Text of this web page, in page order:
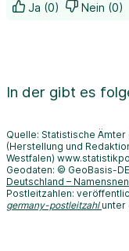
Ja (0) Nein (0)
In der gibt es
Quelle: Statistische
(Herstellung und
Westfalen)
Geodaten: © GeoBasis-
Deutschland –
Postleitzahlen:
germany-postleitzahl unter